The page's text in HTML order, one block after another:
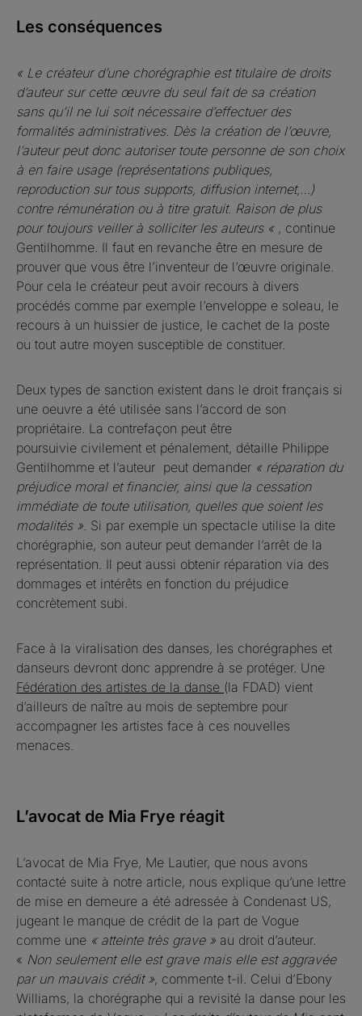
Les conséquences
« Le créateur d’une chorégraphie est titulaire de droits
d’auteur sur cette œuvre du seul fait de sa création
sans qu’il ne lui soit nécessaire d’effectuer des
formalités administratives. Dès la création de l’œuvre,
l’auteur peut donc autoriser toute personne de son choix
à en faire usage (représentations publiques,
reproduction sur tous supports, diffusion internet,…)
contre rémunération ou à titre gratuit. Raison de plus
pour toujours veiller à solliciter les auteurs « , continue
Gentilhomme. Il faut en revanche être en mesure de
prouver que vous être l’inventeur de l’œuvre originale.
Pour cela le créateur peut avoir recours à divers
procédés comme par exemple l’enveloppe e soleau, le
recours à un huissier de justice, le cachet de la poste
ou tout autre moyen susceptible de constituer.
Deux types de sanction existent dans le droit français si
une oeuvre a été utilisée sans l’accord de son
propriétaire. La contrefaçon peut être
poursuivie civilement et pénalement, détaille Philippe
Gentilhomme et l’auteur peut demander « réparation du
préjudice moral et financier, ainsi que la cessation
immédiate de toute utilisation, quelles que soient les
modalités » . Si par exemple un spectacle utilise la dite
chorégraphie, son auteur peut demander l’arrêt de la
représentation. Il peut aussi obtenir réparation via des
dommages et intérêts en fonction du préjudice
concrètement subi.
Face à la viralisation des danses, les chorégraphes et
danseurs devront donc apprendre à se protéger. Une
Fédération des artistes de la danse (la FDAD) vient
d’ailleurs de naître au mois de septembre pour
accompagner les artistes face à ces nouvelles
menaces.
L’avocat de Mia Frye réagit
L’avocat de Mia Frye, Me Lautier, que nous avons
contacté suite à notre article, nous explique qu’une lettre
de mise en demeure a été adressée à Condenast US,
jugeant le manque de crédit de la part de Vogue
comme une « atteinte très grave » au droit d’auteur.
« Non seulement elle est grave mais elle est aggravée
par un mauvais crédit », commente t-il. Celui d’Ebony
Williams, la chorégraphe qui a revisité la danse pour les